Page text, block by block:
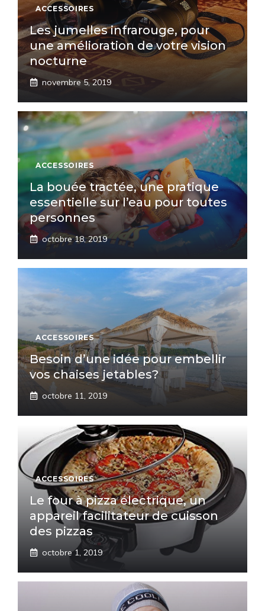
ACCESSOIRES
Les jumelles infrarouge, pour
une amélioration de votre vision
nocturne
novembre 5, 2019
ACCESSOIRES
La bouée tractée, une pratique
essentielle sur l’eau pour toutes
personnes
octobre 18, 2019
ACCESSOIRES
Besoin d’une idée pour embellir
vos chaises jetables?
octobre 11, 2019
ACCESSOIRES
Le four à pizza électrique, un
appareil facilitateur de cuisson
des pizzas
octobre 1, 2019